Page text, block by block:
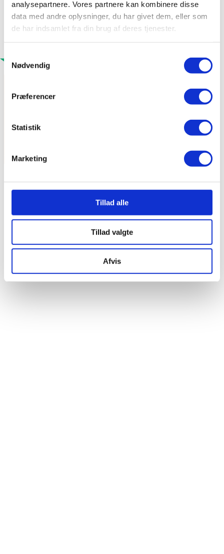
analysepartnere. Vores partnere kan kombinere disse
data med andre oplysninger, du har givet dem, eller som
de har indsamlet fra din brug af deres tjenester.
Nødvendig
Præferencer
Statistik
Marketing
Tillad alle
Tillad valgte
Afvis
216 / 52 / 70
Ved større projekter også i andre formater